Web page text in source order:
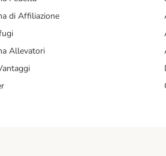
di Affiliazione
Allevatori